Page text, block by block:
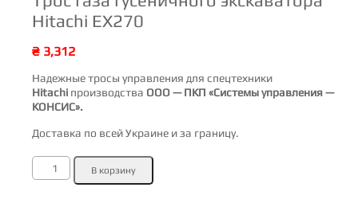
Hitachi EX270
₴ 3,312
Надежные тросы управления для спецтехники
Hitachi производства ООО — ПКП «Системы управления —
КОНСИС».
Доставка по всей Украине и за границу.
Количество
товара
Трос
В корзину